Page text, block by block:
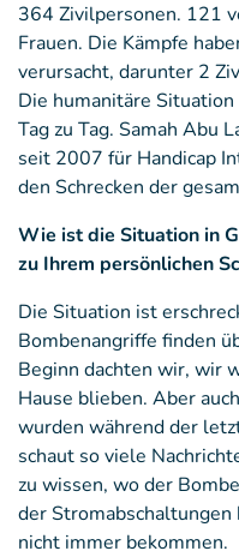
364 Zivilpersonen. 121
Frauen. Die Kämpfe
verursacht, darunter 2
Die humanitäre
Tag zu Tag. Samah Abu
seit 2007 für Handicap
den Schrecken der
Wie ist die Situation in
zu Ihrem persönlichen
Die Situation ist
Bombenangriffe finden
Beginn dachten wir, wir
Hause blieben. Aber
wurden während der
schaut so viele
zu wissen, wo der
der
nicht immer bekommen.